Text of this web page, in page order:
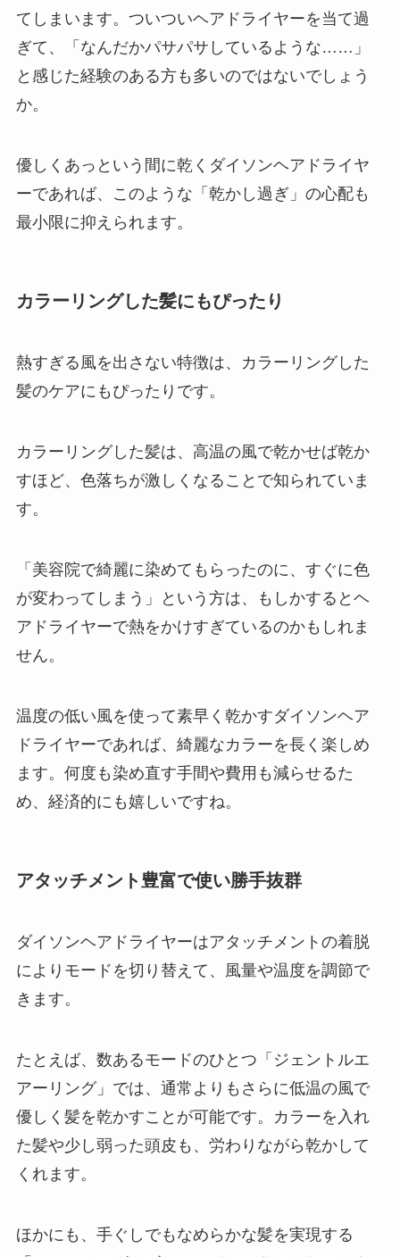
てしまいます。ついついヘアドライヤーを当て過
ぎて、「なんだかパサパサしているような……」
と感じた経験のある方も多いのではないでしょう
か。
優しくあっという間に乾くダイソンヘアドライヤ
ーであれば、このような「乾かし過ぎ」の心配も
最小限に抑えられます。
カラーリングした髪にもぴったり
熱すぎる風を出さない特徴は、
カラーリングした
髪のケアにもぴったり です。
カラーリングした髪は、高温の風で乾かせば乾か
すほど、色落ちが激しくなることで知られていま
す。
「美容院で綺麗に染めてもらったのに、すぐに色
が変わってしまう」という方は、もしかするとヘ
アドライヤーで熱をかけすぎているのかもしれま
せん。
温度の低い風を使って素早く乾かすダイソンヘア
ドライヤーであれば、綺麗なカラーを長く楽しめ
ます。何度も染め直す手間や費用も減らせるた
め、経済的にも嬉しいですね。
アタッチメント豊富で使い勝手抜群
ダイソンヘアドライヤーはアタッチメントの着脱
によりモードを切り替えて、風量や温度を調節で
きます。
たとえば、数あるモードのひとつ「ジェントルエ
アーリング」では、通常よりもさらに低温の風で
優しく髪を乾かすことが可能です。カラーを入れ
た髪や少し弱った頭皮も、労わりながら乾かして
くれます。
ほかにも、手ぐしでもなめらかな髪を実現する